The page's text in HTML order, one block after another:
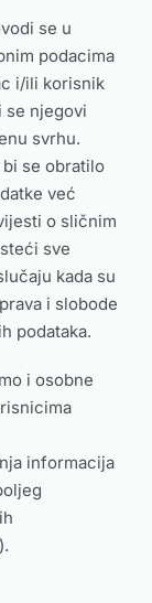
se u
podacima
i/ili korisnik
se njegovi
svrhu.
bi se obratilo
već
o sličnim
sve
kada su
i slobode
podataka.
i osobne
informacija